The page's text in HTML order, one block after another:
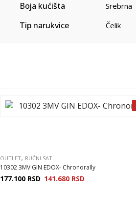
Boja kućišta Srebrna
Tip narukvice Čelik
OUTLET, RUČNI SAT
10302 3MV GIN EDOX- Chronorally
177.100RSD 141.680 RSD